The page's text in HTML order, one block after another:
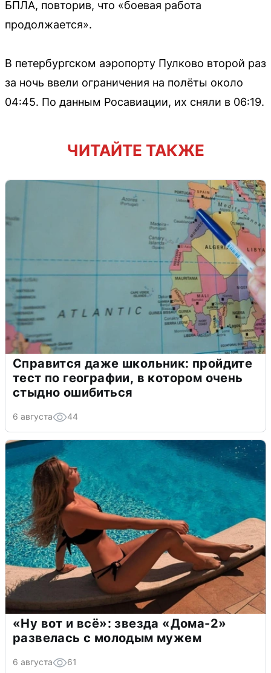
БПЛА, повторив, что «боевая работа
продолжается».
В петербургском аэропорту Пулково второй раз
за ночь ввели ограничения на полёты около
04:45. По данным Росавиации, их сняли в 06:19.
ЧИТАЙТЕ ТАКЖЕ
Справится даже школьник: пройдите
тест по географии, в котором очень
стыдно ошибиться
6 августа 44
«Ну вот и всё»: звезда «Дома-2»
развелась с молодым мужем
6 августа 61